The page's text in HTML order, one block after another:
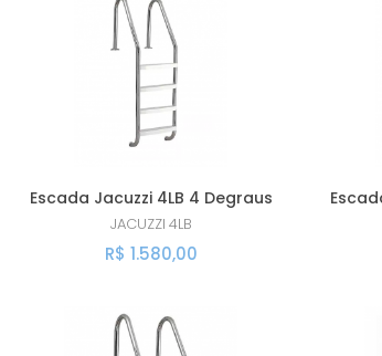
Escada Jacuzzi 4LB 4 Degraus
JACUZZI 4LB
R$ 1.580,00